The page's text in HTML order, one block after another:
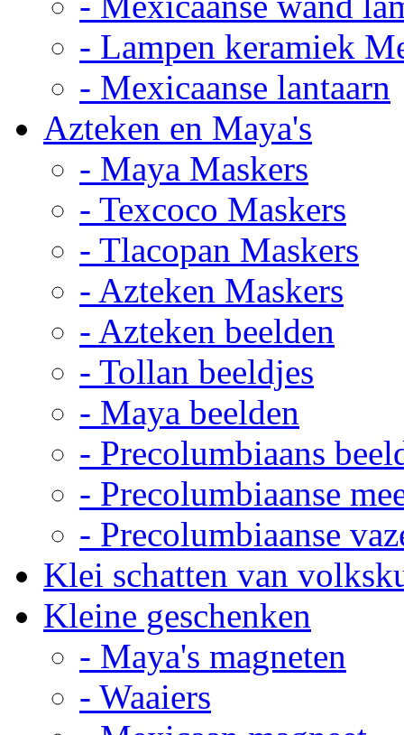
- Lampen keramiek
- Mexicaanse lantaarn
Azteken en Maya's
- Maya Maskers
- Texcoco Maskers
- Tlacopan Maskers
- Azteken Maskers
- Azteken beelden
- Tollan beeldjes
- Maya beelden
- Precolumbiaans
- Precolumbiaanse
- Precolumbiaanse
Klei schatten van
Kleine geschenken
- Maya's magneten
- Waaiers